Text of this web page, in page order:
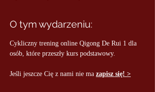
O tym wydarzeniu:
Cykliczny trening online Qigong De Rui 1 dla
osób, które przeszły kurs podstawowy.
Jeśli jeszcze Cię z nami nie ma zapisz się! >